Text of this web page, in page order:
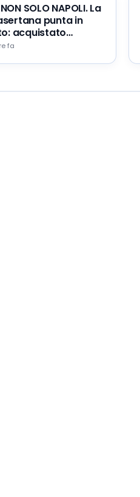
SOLO NAPOLI. La
punta in
acquistato
Girelli
fa